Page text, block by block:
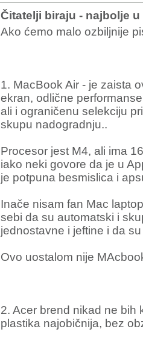
Čitatelji biraju - najbolje
Ako ćemo malo ozbiljnije
1. MacBook Air - je zaista
ekran, odlične
ali i ograničenu selekciju
skupu nadogradnju..
Procesor jest M4, ali ima
iako neki govore da je u
je potpuna besmislica i
Inače nisam fan Mac
sebi da su automatski i
jednostavne i jeftine i da
Ovo uostalom nije
2. Acer brend nikad ne bih
plastika najobičnija, bez